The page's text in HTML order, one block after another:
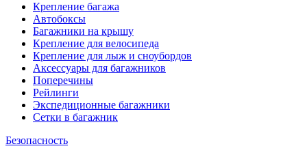
Крепление багажа
Автобоксы
Багажники на крышу
Крепление для велосипеда
Крепление для лыж и сноубордов
Аксессуары для багажников
Поперечины
Рейлинги
Экспедиционные багажники
Сетки в багажник
Безопасность